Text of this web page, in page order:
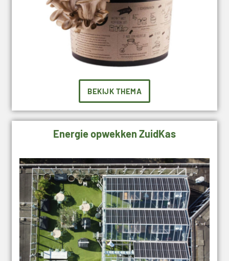
BEKIJK THEMA
Energie opwekken ZuidKas